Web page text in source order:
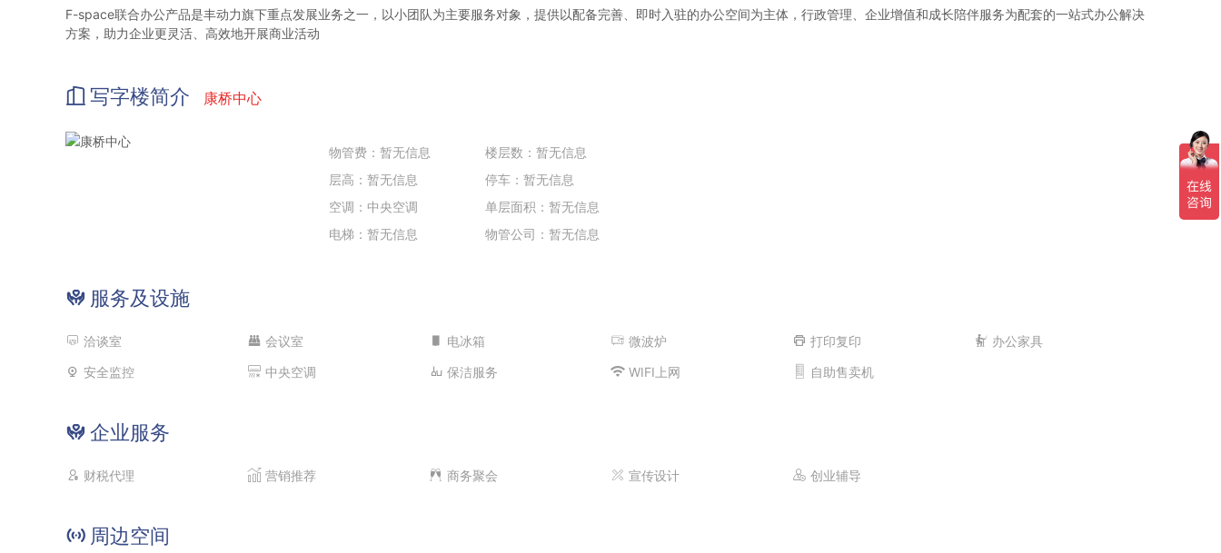
F-space联合办公产品是丰动力旗下重点发展业务之一，以小团队为主要服务对象，提供以配备完善、即时入驻的办公空间为主体，行政管理、企业增值和成长陪伴服务为配套的一站式办公解决
方案，助力企业更灵活、高效地开展商业活动
写字楼简介 康桥中心
物管费：暂无信息
层高：暂无信息
空调：中央空调
电梯：暂无信息
楼层数：暂无信息
停车：暂无信息
单层面积：暂无信息
物管公司：暂无信息
服务及设施
洽谈室 会议室 电冰箱 微波炉 打印复印
办公家具
安全监控
中央空调 保洁服务 WIFI上网 自助售卖机
企业服务
财税代理 营销推荐 商务聚会 宣传设计 创业辅导
周边空间